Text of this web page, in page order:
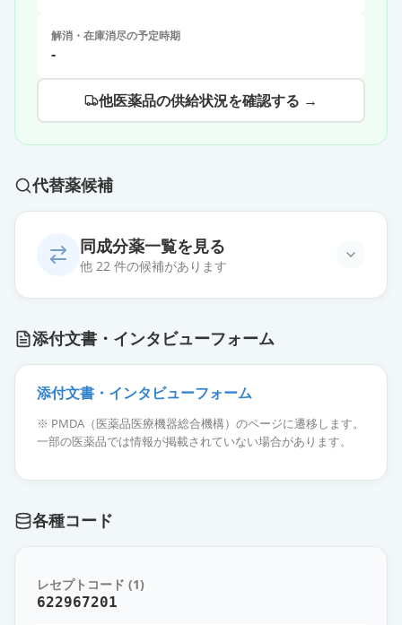
解消・在庫消尽の予定時期
-
他医薬品の供給状況を確認する →
代替薬候補
同成分薬一覧を見る
他 22 件の候補があります
薬価 41.10 円
セフカペン ピボキシル塩酸塩錠
薬価 41.10 円
セフカペン ピボキシル塩酸塩錠
薬価 41.10 円
児用10％「トーワ」
薬価 74.40 円
添付文書・インタビューフォーム
添付文書・インタビューフォーム
※ PMDA（医薬品医療機器総合機構）のページに遷移します。
一部の医薬品では情報が掲載されていない場合があります。
各種コード
レセプトコード (1)
622967201